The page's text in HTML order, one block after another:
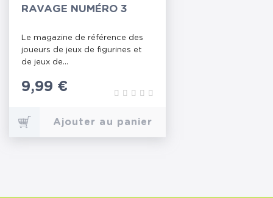
RAVAGE NUMÉRO 3
Le magazine de référence des
joueurs de jeux de figurines et
de jeux de...
Prix
9,99 €
Ajouter au panier